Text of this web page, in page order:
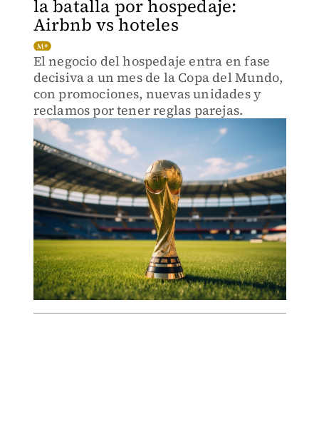
la batalla por hospedaje:
Airbnb vs hoteles
El negocio del hospedaje entra en fase
decisiva a un mes de la Copa del Mundo,
con promociones, nuevas unidades y
reclamos por tener reglas parejas.